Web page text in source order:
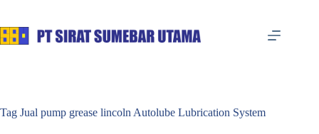
content
Tag Jual pump grease lincoln Autolube Lubrication System